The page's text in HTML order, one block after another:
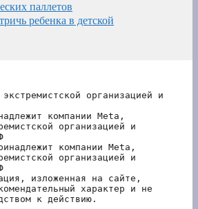
паллетов
ребенка в детской
организацией и
компании Meta,
организацией и
компании Meta,
организацией и
изложенная на сайте,
характер и не
к действию.